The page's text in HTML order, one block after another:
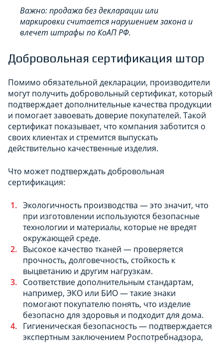
Важно: продажа без декларации или
маркировки считается нарушением закона и
влечет штрафы по КоАП РФ.
Добровольная сертификация штор
Помимо обязательной декларации, производители
могут получить добровольный сертификат, который
подтверждает дополнительные качества продукции
и помогает завоевать доверие покупателей. Такой
сертификат показывает, что компания заботится о
своих клиентах и стремится выпускать
действительно качественные изделия.
Что может подтверждать добровольная
сертификация:
Экологичность производства — это значит, что
при изготовлении используются безопасные
технологии и материалы, которые не вредят
окружающей среде.
Высокое качество тканей — проверяется
прочность, долговечность, стойкость к
выцветанию и другим нагрузкам.
Соответствие дополнительным стандартам,
например, ЭКО или БИО — такие знаки
помогают покупателю понять, что изделие
безопасно для здоровья и подходит для дома.
Гигиеническая безопасность — подтверждается
экспертным заключением Роспотребнадзора,